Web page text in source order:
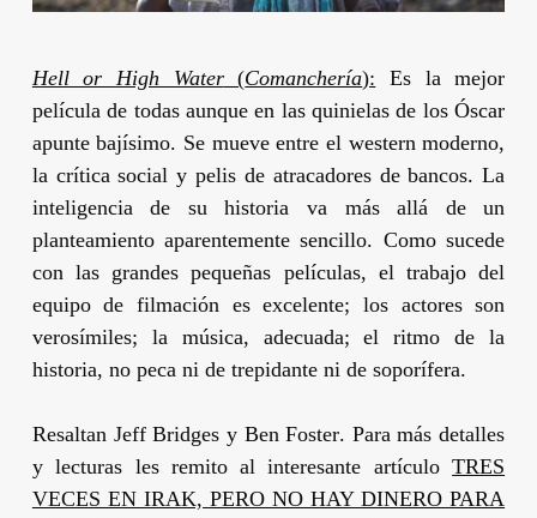
Hell or High Water(Comanchería): Es la mejor
película de todas aunque en las quinielas de los Óscar
apunte bajísimo. Se mueve entre el western moderno,
la crítica social y pelis de atracadores de bancos. La
inteligencia de su historia va más allá de un
planteamiento aparentemente sencillo. Como sucede
con las grandes pequeñas películas, el trabajo del
equipo de filmación es excelente; los actores son
verosímiles; la música, adecuada; el ritmo de la
historia, no peca ni de trepidante ni de soporífera.
Resaltan Jeff Bridges y Ben Foster. Para más detalles
y lecturas les remito al interesante artículoTRES
VECES EN IRAK, PERO NO HAY DINERO PARA